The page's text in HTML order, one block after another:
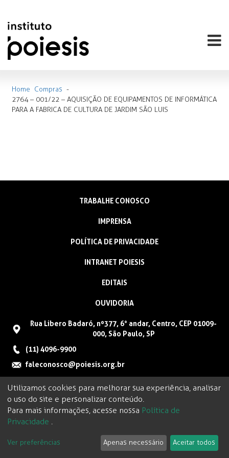
Home Compras -
2764 – 001/22 – AQUISIÇÃO DE EQUIPAMENTOS DE INFORMÁTICA
PARA A FABRICA DE CULTURA DE JARDIM SÃO LUIS
TRABALHE CONOSCO
IMPRENSA
POLÍTICA DE PRIVACIDADE
INTRANET POIESIS
EDITAIS
OUVIDORIA
Rua Libero Badaró, nº377, 6° andar, Centro, CEP 01009-
000, São Paulo, SP
(11) 4096-9900
faleconosco@poiesis.org.br
Utilizamos cookies para melhorar sua experiência, analisar
o uso do site e personalizar conteúdo.
Para mais informações, acesse nossa Política de
Privacidade .
Ver preferências Apenas necessário Aceitar todos